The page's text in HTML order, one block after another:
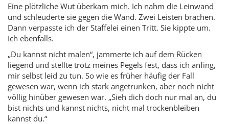
Eine plötzliche Wut überkam mich. Ich nahm die Leinwand
und schleuderte sie gegen die Wand. Zwei Leisten brachen.
Dann verpasste ich der Staffelei einen Tritt. Sie kippte um.
Ich ebenfalls.
„Du kannst nicht malen“, jammerte ich auf dem Rücken
liegend und stellte trotz meines Pegels fest, dass ich anfing,
mir selbst leid zu tun. So wie es früher häufig der Fall
gewesen war, wenn ich stark angetrunken, aber noch nicht
völlig hinüber gewesen war. „Sieh dich doch nur mal an, du
bist nichts und kannst nichts, nicht mal trockenbleiben
kannst du.“